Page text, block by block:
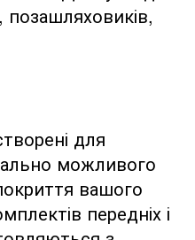
позашляховиків,
для
можливого
вашого
передніх і